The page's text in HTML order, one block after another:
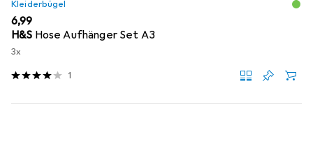
Kleiderbügel
EUR
6,99
H&S Hose Aufhänger Set A3
3x
1